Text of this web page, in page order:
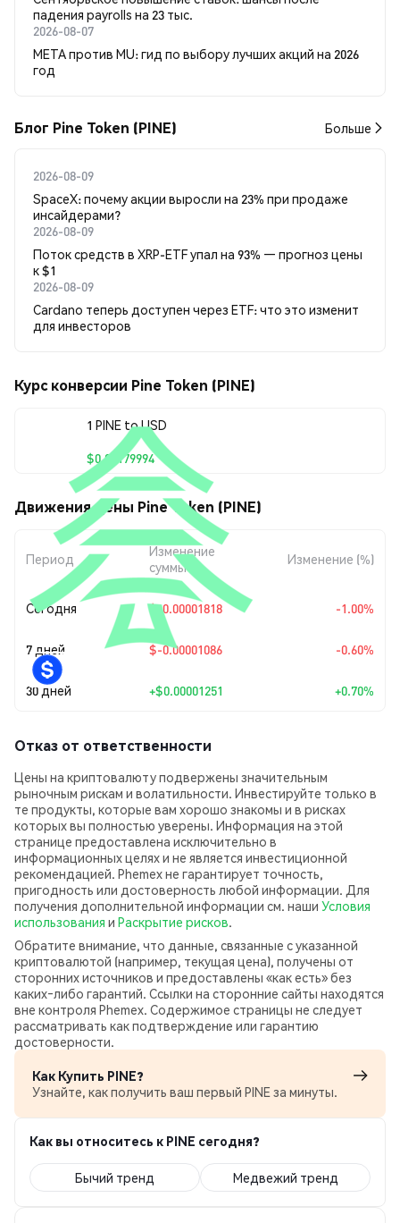
падения payrolls на 23 тыс.
2026-08-07
META против MU: гид по выбору лучших акций на 2026
год
Блог Pine Token (PINE) Больше
2026-08-09
SpaceX: почему акции выросли на 23% при продаже
инсайдерами?
2026-08-09
Поток средств в XRP-ETF упал на 93% — прогноз цены
к $1
2026-08-09
Cardano теперь доступен через ETF: что это изменит
для инвесторов
Курс конверсии Pine Token (PINE)
1 PINE to USD
$0.00179994
Движения цены Pine Token (PINE)
Период
Изменение
суммы
Изменение (%)
Сегодня $-0.00001818 -1.00%
7 дней $-0.00001086 -0.60%
30 дней +$0.00001251 +0.70%
Отказ от ответственности
Цены на криптовалюту подвержены значительным
рыночным рискам и волатильности. Инвестируйте только в
те продукты, которые вам хорошо знакомы и в рисках
которых вы полностью уверены. Информация на этой
странице предоставлена исключительно в
информационных целях и не является инвестиционной
рекомендацией. Phemex не гарантирует точность,
пригодность или достоверность любой информации. Для
получения дополнительной информации см. наши Условия
использования и Раскрытие рисков.
Обратите внимание, что данные, связанные с указанной
криптовалютой (например, текущая цена), получены от
сторонних источников и предоставлены «как есть» без
каких‑либо гарантий. Ссылки на сторонние сайты находятся
вне контроля Phemex. Содержимое страницы не следует
рассматривать как подтверждение или гарантию
достоверности.
Как Купить PINE?
Узнайте, как получить ваш первый PINE за минуты.
Как вы относитесь к PINE сегодня?
Бычий тренд Медвежий тренд